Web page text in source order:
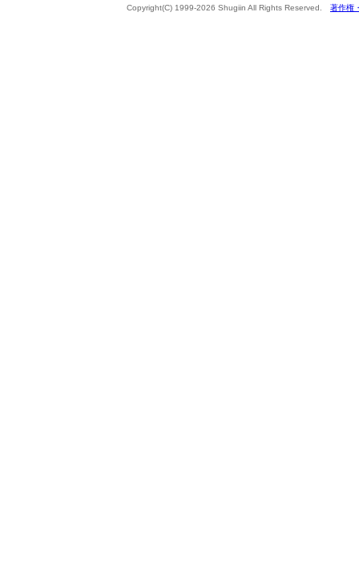
Copyright(C) 1999-2026 Shugiin All Rights Reserved. 著作権